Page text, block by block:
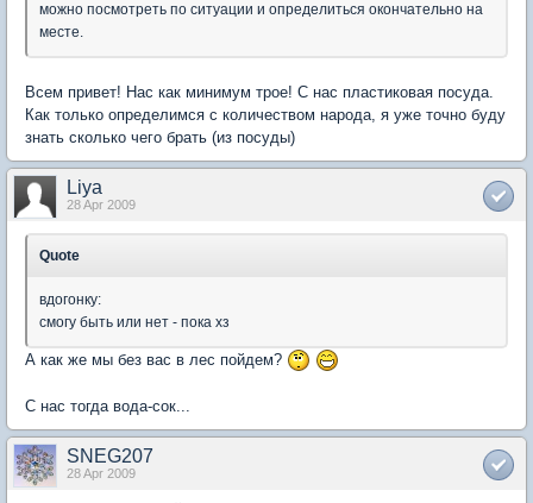
можно посмотреть по ситуации и определиться окончательно на
месте.
Всем привет! Нас как минимум трое! С нас пластиковая посуда.
Как только определимся с количеством народа, я уже точно буду
знать сколько чего брать (из посуды)
Liya
28 Apr 2009
Quote
вдогонку:
смогу быть или нет - пока хз
А как же мы без вас в лес пойдем?
С нас тогда вода-сок...
SNEG207
28 Apr 2009